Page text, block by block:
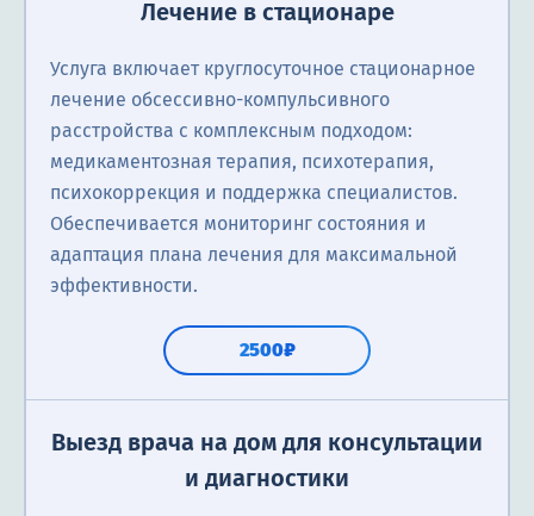
Лечение в стационаре
Услуга включает круглосуточное стационарное
лечение обсессивно-компульсивного
расстройства с комплексным подходом:
медикаментозная терапия, психотерапия,
психокоррекция и поддержка специалистов.
Обеспечивается мониторинг состояния и
адаптация плана лечения для максимальной
эффективности.
2500₽
Выезд врача на дом для консультации
и диагностики